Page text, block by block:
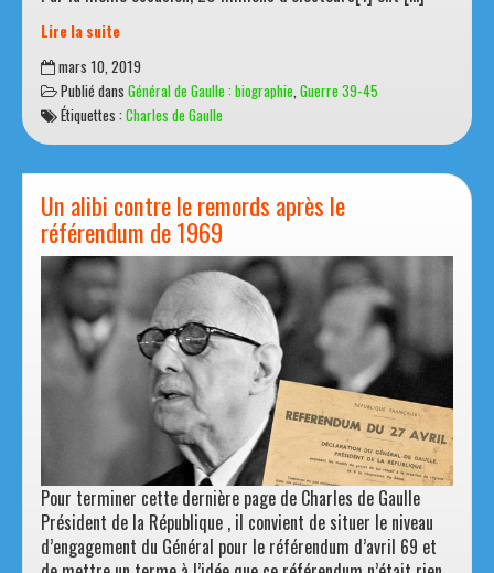
MRP (Mouvement Républicain Populaire) et les socialistes.
Lire la suite
1946
Gaulle
subit
le
régime
des
partis
…
mars 10, 2019
Publié dansGénéral de Gaulle : biographie,Guerre 39-45
Un alibi contre le remords après le
référendum de 1969
Pour terminer cette dernière page de Charles de Gaulle